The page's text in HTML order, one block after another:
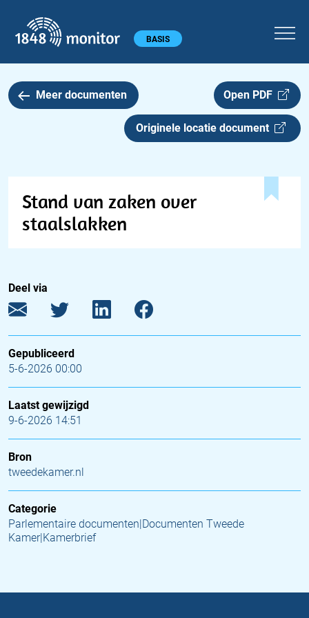
Hoofdmenu BASIS
Meer documenten Open PDF
Originele locatie document
Stand van zaken over
staalslakken
Deel via
Gepubliceerd
5-6-2026 00:00
Laatst gewijzigd
9-6-2026 14:51
Bron
tweedekamer.nl
Categorie
Parlementaire documenten|Documenten Tweede
Kamer|Kamerbrief